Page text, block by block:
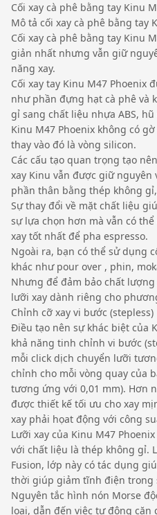
Cối xay cà phê bằng tay Kinu
Mô tả cối xay cà phê bằng tay
Cối xay cà phê bằng tay Kinu
giản nhất nhưng vẫn giữ
năng xay.
Cối xay tay Kinu M47 Phoenix
như phần đựng hạt cà phê và
gỉ sang chất liệu nhựa ABS,
Kinu M47 Phoenix không có
thay vào đó là vòng silicon.
Các cấu tạo quan trọng tạo
xay Kinu vẫn được giữ nguyên
phần thân bằng thép không
Sự thay đổi về mặt chất liệu
sự lựa chọn hơn mà vẫn có
xay tốt nhất để pha espresso.
Ngoài ra, bạn có thể sử dụng
khác như pour over , phin,
Nhưng để đảm bảo chất
lưỡi xay dành riêng cho
Chỉnh cỡ xay vi bước (stepless)
Điều tạo nên sự khác biệt của
khả năng tinh chỉnh vi bước
mỗi click dịch chuyển lưỡi
chỉnh cho mỗi vòng quay của
tương ứng với 0,01 mm). Hơn
được thiết kế tối ưu cho xay
xay phải họat động với công
Lưỡi xay của Kinu M47
với chất liệu là thép không gỉ.
Fusion, lớp này có tác dụng
thời giúp giảm tĩnh điện trong
Nguyên tắc hình nón Morse
loại, dẫn đến việc tự động căn